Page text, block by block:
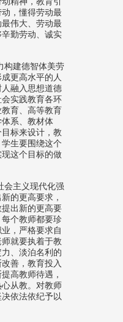
，懂得劳动最
伟大、劳动最
勤劳动、诚实
构建德智体美劳
更高水平的人
融入思想道德
实践教育各环
育、高等教育
系、教材体
标来设计，教
生要围绕这个
这个目标的做
会主义现代化强
的更高要求，
出新的更高要
个教师都要珍
，严格要求自
就要执着于教
、淡泊名利的
善，教育投入
高教师待遇，
从教。对教师
依法依纪予以